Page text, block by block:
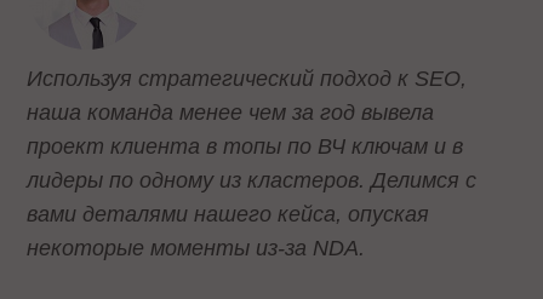
Используя стратегический подход к SEO,
наша команда менее чем за год вывела
проект клиента в топы по ВЧ ключам и в
лидеры по одному из кластеров. Делимся с
вами деталями нашего кейса, опуская
некоторые моменты из-за NDA.